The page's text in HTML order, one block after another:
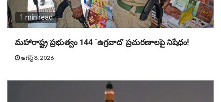
1 min read
మహారాష్ట్ర ప్రభుత్వం 144 `ఉగ్రవాద’ ప్రచురణాలపై నిషేధం!
ఆగస్ట్ 8, 2026